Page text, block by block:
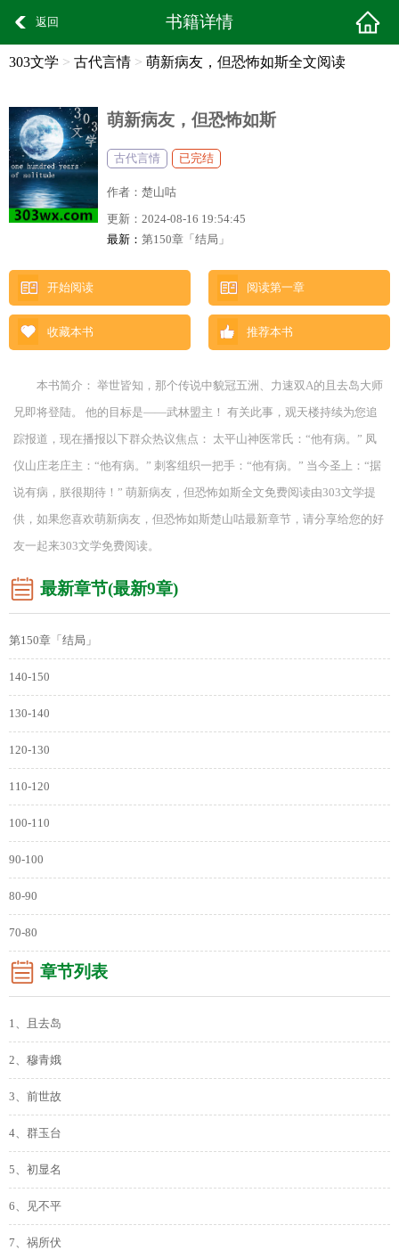
返回 书籍详情
303文学 > 古代言情 > 萌新病友，但恐怖如斯全文阅读
萌新病友，但恐怖如斯
古代言情 已完结
作者： 楚山咕
更新： 2024-08-16 19:54:45
最新： 第150章「结局」
开始阅读 阅读第一章
收藏本书 推荐本书
本书简介： 举世皆知，那个传说中貌冠五洲、力速双A的且去岛大师
兄即将登陆。 他的目标是——武林盟主！ 有关此事，观天楼持续为您追
踪报道，现在播报以下群众热议焦点： 太平山神医常氏：“他有病。” 凤
仪山庄老庄主：“他有病。” 刺客组织一把手：“他有病。” 当今圣上：“据
说有病，朕很期待！” 萌新病友，但恐怖如斯全文免费阅读由303文学提
供，如果您喜欢萌新病友，但恐怖如斯楚山咕最新章节，请分享给您的好
友一起来303文学免费阅读。
最新章节(最新9章)
第150章「结局」
140-150
130-140
120-130
110-120
100-110
90-100
80-90
70-80
章节列表
1、且去岛
2、穆青娥
3、前世故
4、群玉台
5、初显名
6、见不平
7、祸所伏